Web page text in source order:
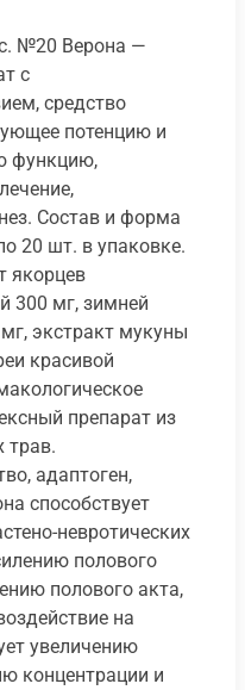
№20 Верона —
с
средство
потенцию и
функцию,
Состав и форма
20 шт. в упаковке.
якорцев
300 мг, зимней
экстракт мукуны
красивой
препарат из
трав.
адаптоген,
способствует
невротических
полового
полового акта,
на
увеличению
концентрации и